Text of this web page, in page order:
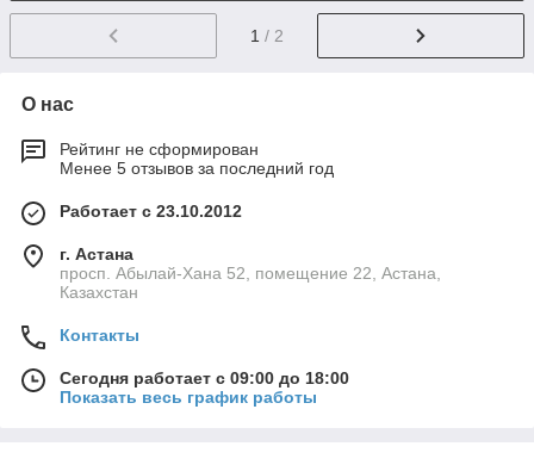
1 / 2
О нас
Рейтинг не сформирован
Менее 5 отзывов за последний год
Работает с 23.10.2012
г. Астана
просп. Абылай-Хана 52, помещение 22, Астана,
Казахстан
Контакты
Сегодня работает с 09:00 до 18:00
Показать весь график работы